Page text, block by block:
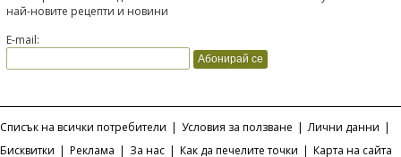
най-новите рецепти и новини
E-mail:
Списък на всички потребители | Условия за ползване | Лични данни |
Бисквитки | Реклама | За нас | Как да печелите точки | Карта на сайта